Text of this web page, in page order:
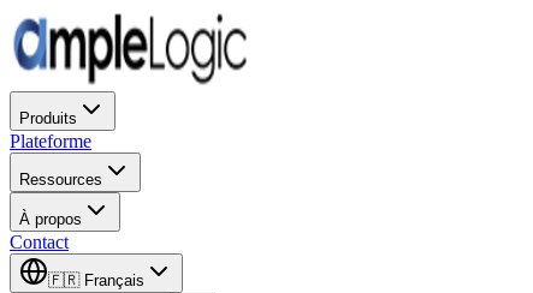
Produits
Plateforme
Ressources
À propos
Contact
🇫🇷 Français